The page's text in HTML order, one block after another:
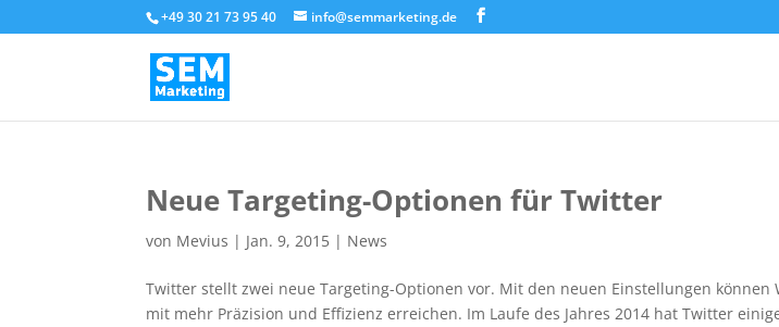
+49 30 21 73 95 40 info@semmarketing.de
Neue Targeting-Optionen für Twitter
von Mevius | Jan. 9, 2015 | News
Twitter stellt zwei neue Targeting-Optionen vor. Mit den neuen Einstellungen
mit mehr Präzision und Effizienz erreichen. Im Laufe des Jahres 2014 hat Twitter